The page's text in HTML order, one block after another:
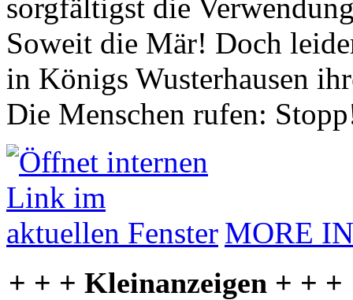
sorgfältigst die
Soweit die Mär! Doch
in Königs Wusterhausen
Die Menschen rufen:
MORE
+ + + Kleinanzeigen + + +